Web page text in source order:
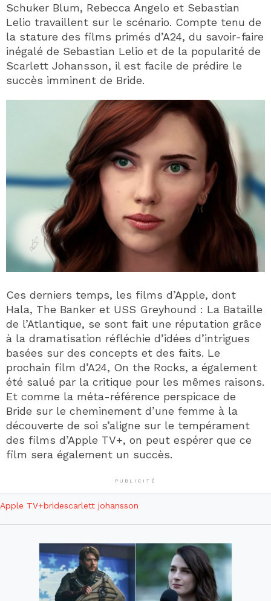
Schuker Blum, Rebecca Angelo et Sebastian
Lelio travaillent sur le scénario. Compte tenu de
la stature des films primés d’A24, du savoir-faire
inégalé de Sebastian Lelio et de la popularité de
Scarlett Johansson, il est facile de prédire le
succès imminent de Bride.
Ces derniers temps, les films d’Apple, dont
Hala, The Banker et USS Greyhound : La Bataille
de l’Atlantique, se sont fait une réputation grâce
à la dramatisation réfléchie d’idées d’intrigues
basées sur des concepts et des faits. Le
prochain film d’A24, On the Rocks, a également
été salué par la critique pour les mêmes raisons.
Et comme la méta-référence perspicace de
Bride sur le cheminement d’une femme à la
découverte de soi s’aligne sur le tempérament
des films d’Apple TV+, on peut espérer que ce
film sera également un succès.
PUBLICITÉ
Apple TV+bridescarlett johansson